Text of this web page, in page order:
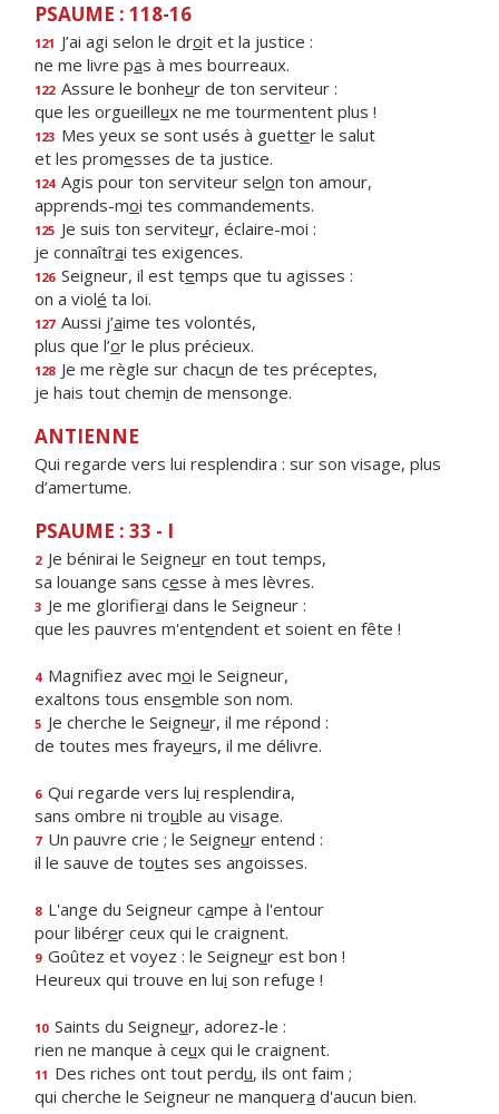
PSAUME : 118-16
121 J’ai agi selon le droit et la justice :
ne me livre pas à mes bourreaux.
122 Assure le bonheur de ton serviteur :
que les orgueilleux ne me tourmentent plus !
123 Mes yeux se sont usés à guetter le salut
et les promesses de ta justice.
124 Agis pour ton serviteur selon ton amour,
apprends-moi tes commandements.
125 Je suis ton serviteur, éclaire-moi :
je connaîtrai tes exigences.
126 Seigneur, il est temps que tu agisses :
on a violé ta loi.
127 Aussi j’aime tes volontés,
plus que l’or le plus précieux.
128 Je me règle sur chacun de tes préceptes,
je hais tout chemin de mensonge.
ANTIENNE
Qui regarde vers lui resplendira : sur son visage, plus
d’amertume.
PSAUME : 33 - I
2 Je bénirai le Seigneur en tout temps,
sa louange sans cesse à mes lèvres.
3 Je me glorifierai dans le Seigneur :
que les pauvres m'entendent et soient en fête !
4 Magnifiez avec moi le Seigneur,
exaltons tous ensemble son nom.
5 Je cherche le Seigneur, il me répond :
de toutes mes frayeurs, il me délivre.
6 Qui regarde vers lui resplendira,
sans ombre ni trouble au visage.
7 Un pauvre crie ; le Seigneur entend :
il le sauve de toutes ses angoisses.
8 L'ange du Seigneur campe à l'entour
pour libérer ceux qui le craignent.
9 Goûtez et voyez : le Seigneur est bon !
Heureux qui trouve en lui son refuge !
10 Saints du Seigneur, adorez-le :
rien ne manque à ceux qui le craignent.
11 Des riches ont tout perdu, ils ont faim ;
qui cherche le Seigneur ne manquera d'aucun bien.